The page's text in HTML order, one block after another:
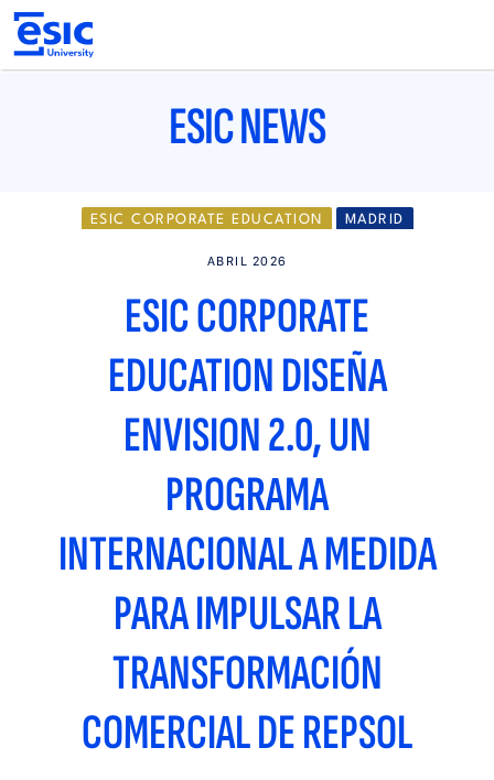
Pasar
contenido
ESIC NEWS
ESIC CORPORATE EDUCATION MADRID
ABRIL 2026
ESIC CORPORATE
EDUCATION DISEÑA
ENVISION 2.0, UN
PROGRAMA
INTERNACIONAL A MEDIDA
PARA IMPULSAR LA
TRANSFORMACIÓN
COMERCIAL DE REPSOL